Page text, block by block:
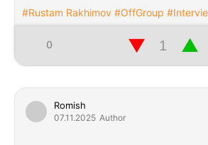
#Rustam Rakhimov #OffGroup
0 ▲
▼
Romish
07.11.2025 Author